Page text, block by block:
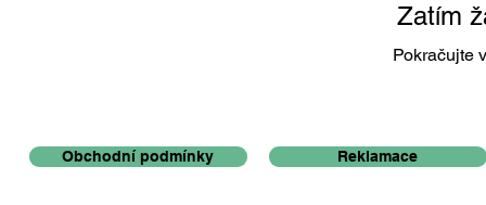
Zatím
Pokračujte
Obchodní podmínky Reklamace